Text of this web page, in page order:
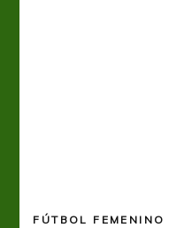
FÚTBOL FEMENINO